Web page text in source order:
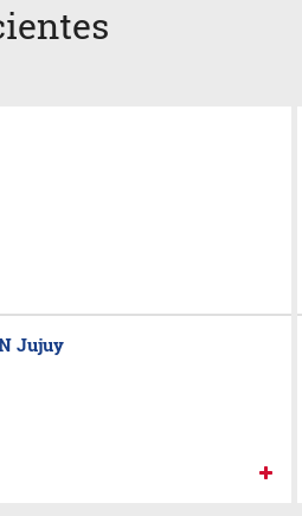
Jujuy